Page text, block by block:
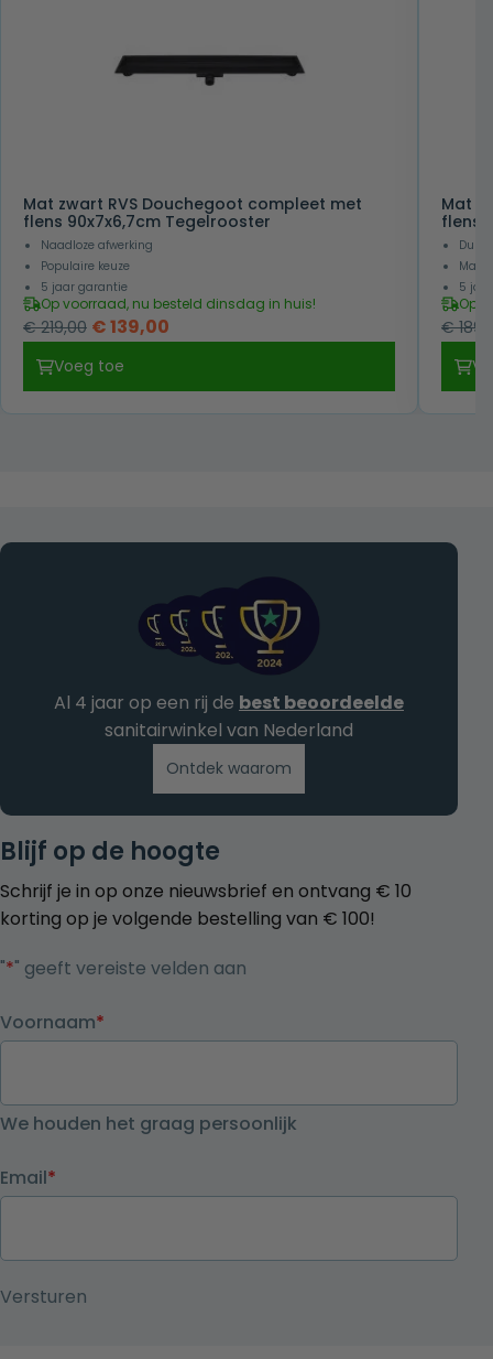
Mat zwart RVS Douchegoot compleet met
flens 90x7x6,7cm Tegelrooster
Naadloze afwerking
Populaire keuze
5 jaar garantie
Op voorraad, nu besteld dinsdag in huis!
€219,00 Oorspronkelijke
was:
€ 219,00.
€139,00
€ 139,00.
Voeg toe
Mat
flens
5
Op
€
Blijf op de hoogte
Schrijf je in op onze nieuwsbrief en ontvang € 10
korting op je volgende bestelling van € 100!
"*" geeft vereiste velden aan
Voornaam*
We houden het graag persoonlijk
Email*
Al 4 jaar op een rij de best beoordeelde
sanitairwinkel van Nederland
Ontdek waarom